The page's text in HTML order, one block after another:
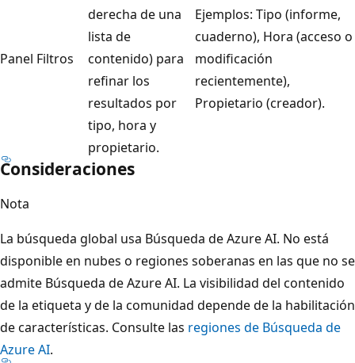
Panel Filtros
derecha de una
lista de
contenido) para
refinar los
resultados por
tipo, hora y
propietario.
Ejemplos: Tipo (informe,
cuaderno), Hora (acceso o
modificación
recientemente),
Propietario (creador).
Consideraciones
Nota
La búsqueda global usa Búsqueda de Azure AI. No está
disponible en nubes o regiones soberanas en las que no se
admite Búsqueda de Azure AI. La visibilidad del contenido
de la etiqueta y de la comunidad depende de la habilitación
de características. Consulte las regiones de Búsqueda de
Azure AI.